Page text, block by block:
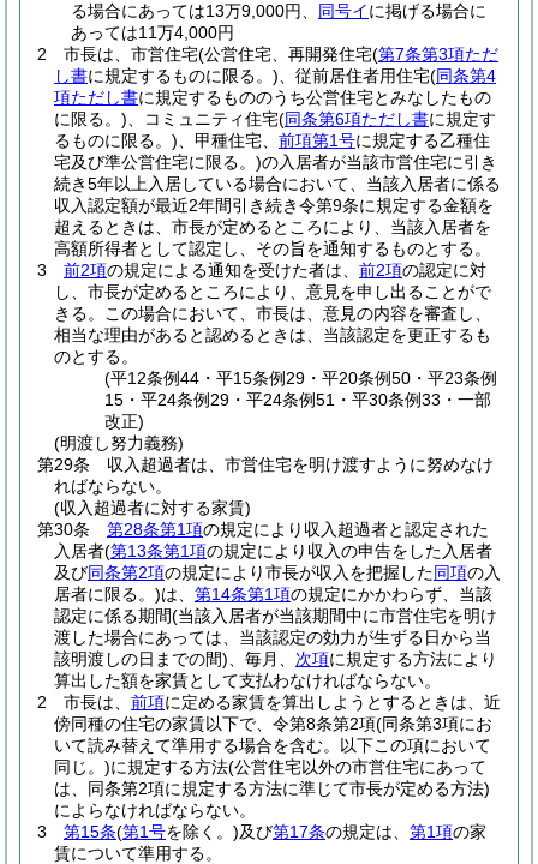
る場合にあっては13万9,000円、 同号イに掲げる場合に
あっては11万4,000円
2
市長は、市営住宅(公営住宅、再開発住宅(第7条第3項ただ
し書に規定するものに限る。) 、従前居住者用住宅(同条第4
項ただし書に規定するもののうち公営住宅とみなしたもの
に限る。) 、コミュニティ住宅(同条第6項ただし書に規定す
るものに限る。) 、甲種住宅、 前項第1号に規定する乙種住
宅及び準公営住宅に限る。)の入居者が当該市営住宅に引き
続き5年以上入居している場合において、当該入居者に係る
収入認定額が最近2年間引き続き令第9条に規定する金額を
超えるときは、市長が定めるところにより、当該入居者を
高額所得者として認定し、その旨を通知するものとする。
3
前2項の規定による通知を受けた者は、 前2項の認定に対
し、市長が定めるところにより、意見を申し出ることがで
きる。
この場合において、市長は、意見の内容を審査し、
相当な理由があると認めるときは、当該認定を更正するも
のとする。
(平12条例44・平15条例29・平20条例50・平23条例
15・平24条例29・平24条例51・平30条例33・一部
改正)
(明渡し努力義務)
第29条
収入超過者は、市営住宅を明け渡すように努めなけ
ればならない。
(収入超過者に対する家賃)
第30条
第28条第1項の規定により収入超過者と認定された
入居者(第13条第1項の規定により収入の申告をした入居者
及び同条第2項の規定により市長が収入を把握した同項の入
居者に限る。)は、 第14条第1項の規定にかかわらず、当該
認定に係る期間(当該入居者が当該期間中に市営住宅を明け
渡した場合にあっては、当該認定の効力が生ずる日から当
該明渡しの日までの間) 、毎月、 次項に規定する方法により
算出した額を家賃として支払わなければならない。
2
市長は、 前項に定める家賃を算出しようとするときは、近
傍同種の住宅の家賃以下で、令第8条第2項(同条第3項にお
いて読み替えて準用する場合を含む。以下この項において
同じ。)に規定する方法(公営住宅以外の市営住宅にあって
は、同条第2項に規定する方法に準じて市長が定める方法)
によらなければならない。
3
第15条(第1号を除く。)及び第17条の規定は、 第1項の家
賃について準用する。